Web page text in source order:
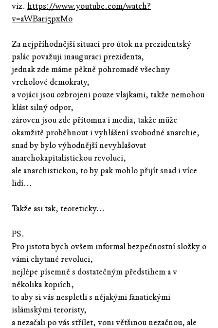
viz. https://www.youtube.com/watch?
v=aWBari5pxMo
Za nejpříhodnější situací pro útok na prezidentský
palác považuji inauguraci prezidenta,
jednak zde máme pěkně pohromadě všechny
vrcholové demokraty,
a vojáci jsou ozbrojeni pouze vlajkami, takže nemohou
klást silný odpor,
zároven jsou zde přítomna i media, takže může
okamžitě proběhnout i vyhlášení svobodné anarchie,
snad by bylo výhodnější nevyhlašovat
anarchokapitalistickou revoluci,
ale anarchistickou, to by pak mohlo přijít snad i více
lidí...
Takže asi tak, teoreticky...
PS.
Pro jistotu bych ovšem informal bezpečnostní složky o
vámi chytané revoluci,
nejlépe písemně s dostatečným předstihem a v
několika kopiích,
to aby si vás nespletli s nějakými fanatickými
islámskými teroristy,
a nezačali po vás střílet, voni většinou nezačnou, ale